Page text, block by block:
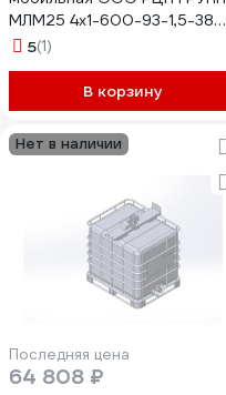
МЛМ25 4x1-600-93-1,5-380-
AISI304 (4 - складных
импеллера в мм; 93 об/мин
(126 Нм); 1,5 кВт; 380 В; AI
ООО "РЦП ГРУПП"
ПГ-00004473
5(1)
В корзину
Нет в наличии
Последняя цена
64 808 ₽